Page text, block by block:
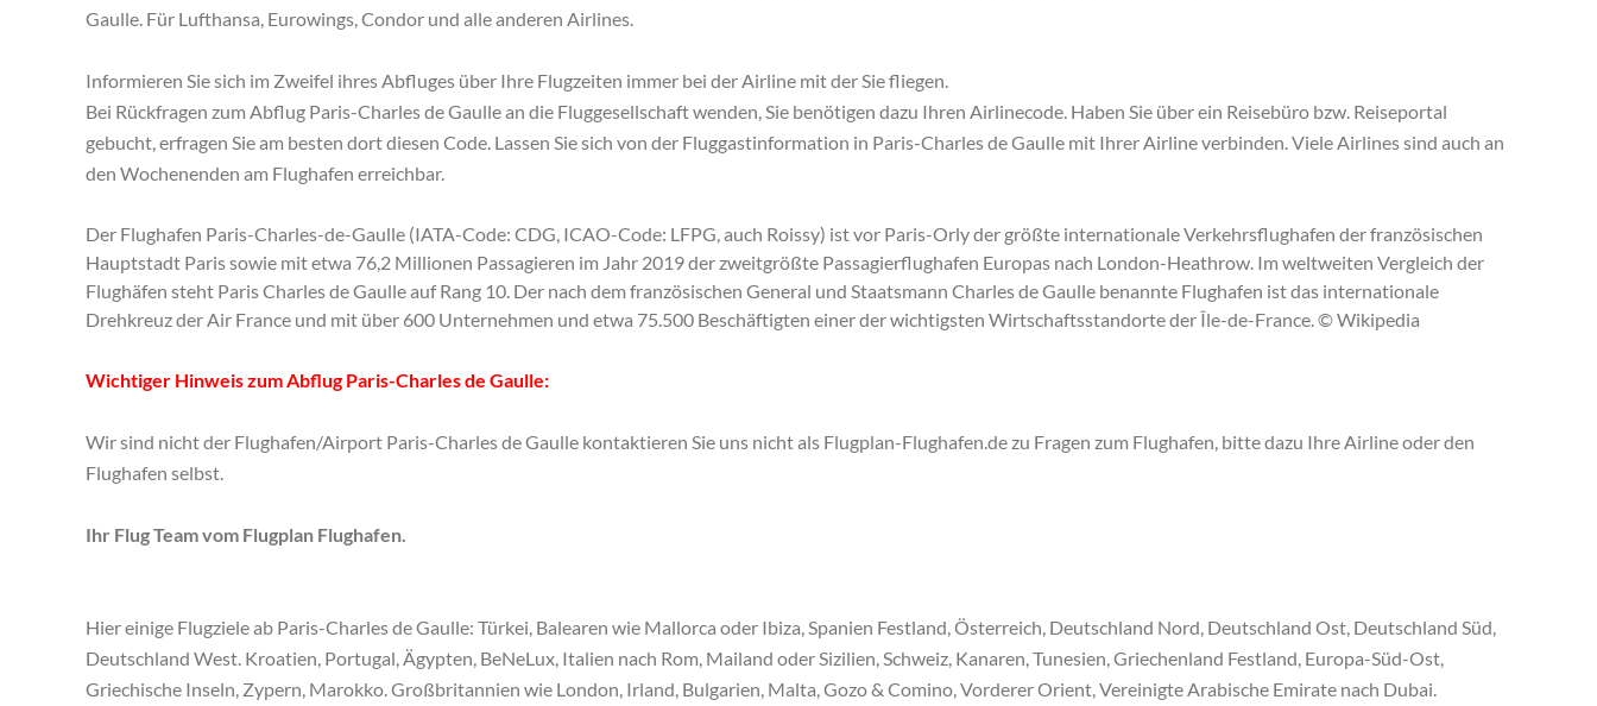
Gaulle. Für Lufthansa, Eurowings, Condor und alle anderen Airlines.
Informieren Sie sich im Zweifel ihres Abfluges über Ihre Flugzeiten immer bei der Airline mit der Sie fliegen.
Bei Rückfragen zum Abflug Paris-Charles de Gaulle an die Fluggesellschaft wenden, Sie benötigen dazu Ihren Airlinecode. Haben Sie über ein Reisebüro bzw. Reiseportal
gebucht, erfragen Sie am besten dort diesen Code. Lassen Sie sich von der Fluggastinformation in Paris-Charles de Gaulle mit Ihrer Airline verbinden. Viele Airlines sind auch an
den Wochenenden am Flughafen erreichbar.
Der Flughafen Paris-Charles-de-Gaulle (IATA-Code: CDG, ICAO-Code: LFPG, auch Roissy) ist vor Paris-Orly der größte internationale Verkehrsflughafen der französischen
Hauptstadt Paris sowie mit etwa 76,2 Millionen Passagieren im Jahr 2019 der zweitgrößte Passagierflughafen Europas nach London-Heathrow. Im weltweiten Vergleich der
Flughäfen steht Paris Charles de Gaulle auf Rang 10. Der nach dem französischen General und Staatsmann Charles de Gaulle benannte Flughafen ist das internationale
Drehkreuz der Air France und mit über 600 Unternehmen und etwa 75.500 Beschäftigten einer der wichtigsten Wirtschaftsstandorte der Île-de-France. © Wikipedia
Wichtiger Hinweis zum Abflug Paris-Charles de Gaulle:
Wir sind nicht der Flughafen/Airport Paris-Charles de Gaulle kontaktieren Sie uns nicht als Flugplan-Flughafen.de zu Fragen zum Flughafen, bitte dazu Ihre Airline oder den
Flughafen selbst.
Ihr Flug Team vom Flugplan Flughafen.
Hier einige Flugziele ab Paris-Charles de Gaulle: Türkei, Balearen wie Mallorca oder Ibiza, Spanien Festland, Österreich, Deutschland Nord, Deutschland Ost, Deutschland Süd,
Deutschland West. Kroatien, Portugal, Ägypten, BeNeLux, Italien nach Rom, Mailand oder Sizilien, Schweiz, Kanaren, Tunesien, Griechenland Festland, Europa-Süd-Ost,
Griechische Inseln, Zypern, Marokko. Großbritannien wie London, Irland, Bulgarien, Malta, Gozo & Comino, Vorderer Orient, Vereinigte Arabische Emirate nach Dubai.